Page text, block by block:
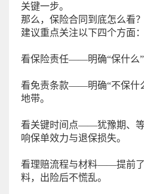
关键一步。
那么，保险合同到底怎么看
建议重点关注以下四个方面：
看保险责任——明确“保什么”
看免责条款——明确“不保什
地带。
看关键时间点——犹豫期、
响保单效力与退保损失。
看理赔流程与材料——提前
料，出险后不慌乱。